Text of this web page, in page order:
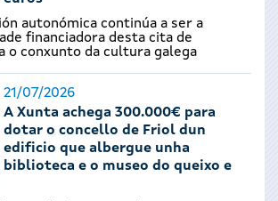
autonómica continúa a ser a
financiadora desta cita de
o conxunto da cultura galega
21/07/2026
A Xunta achega 300.000€ para
dotar o concello de Friol dun
edificio que albergue unha
biblioteca e o museo do queixo e